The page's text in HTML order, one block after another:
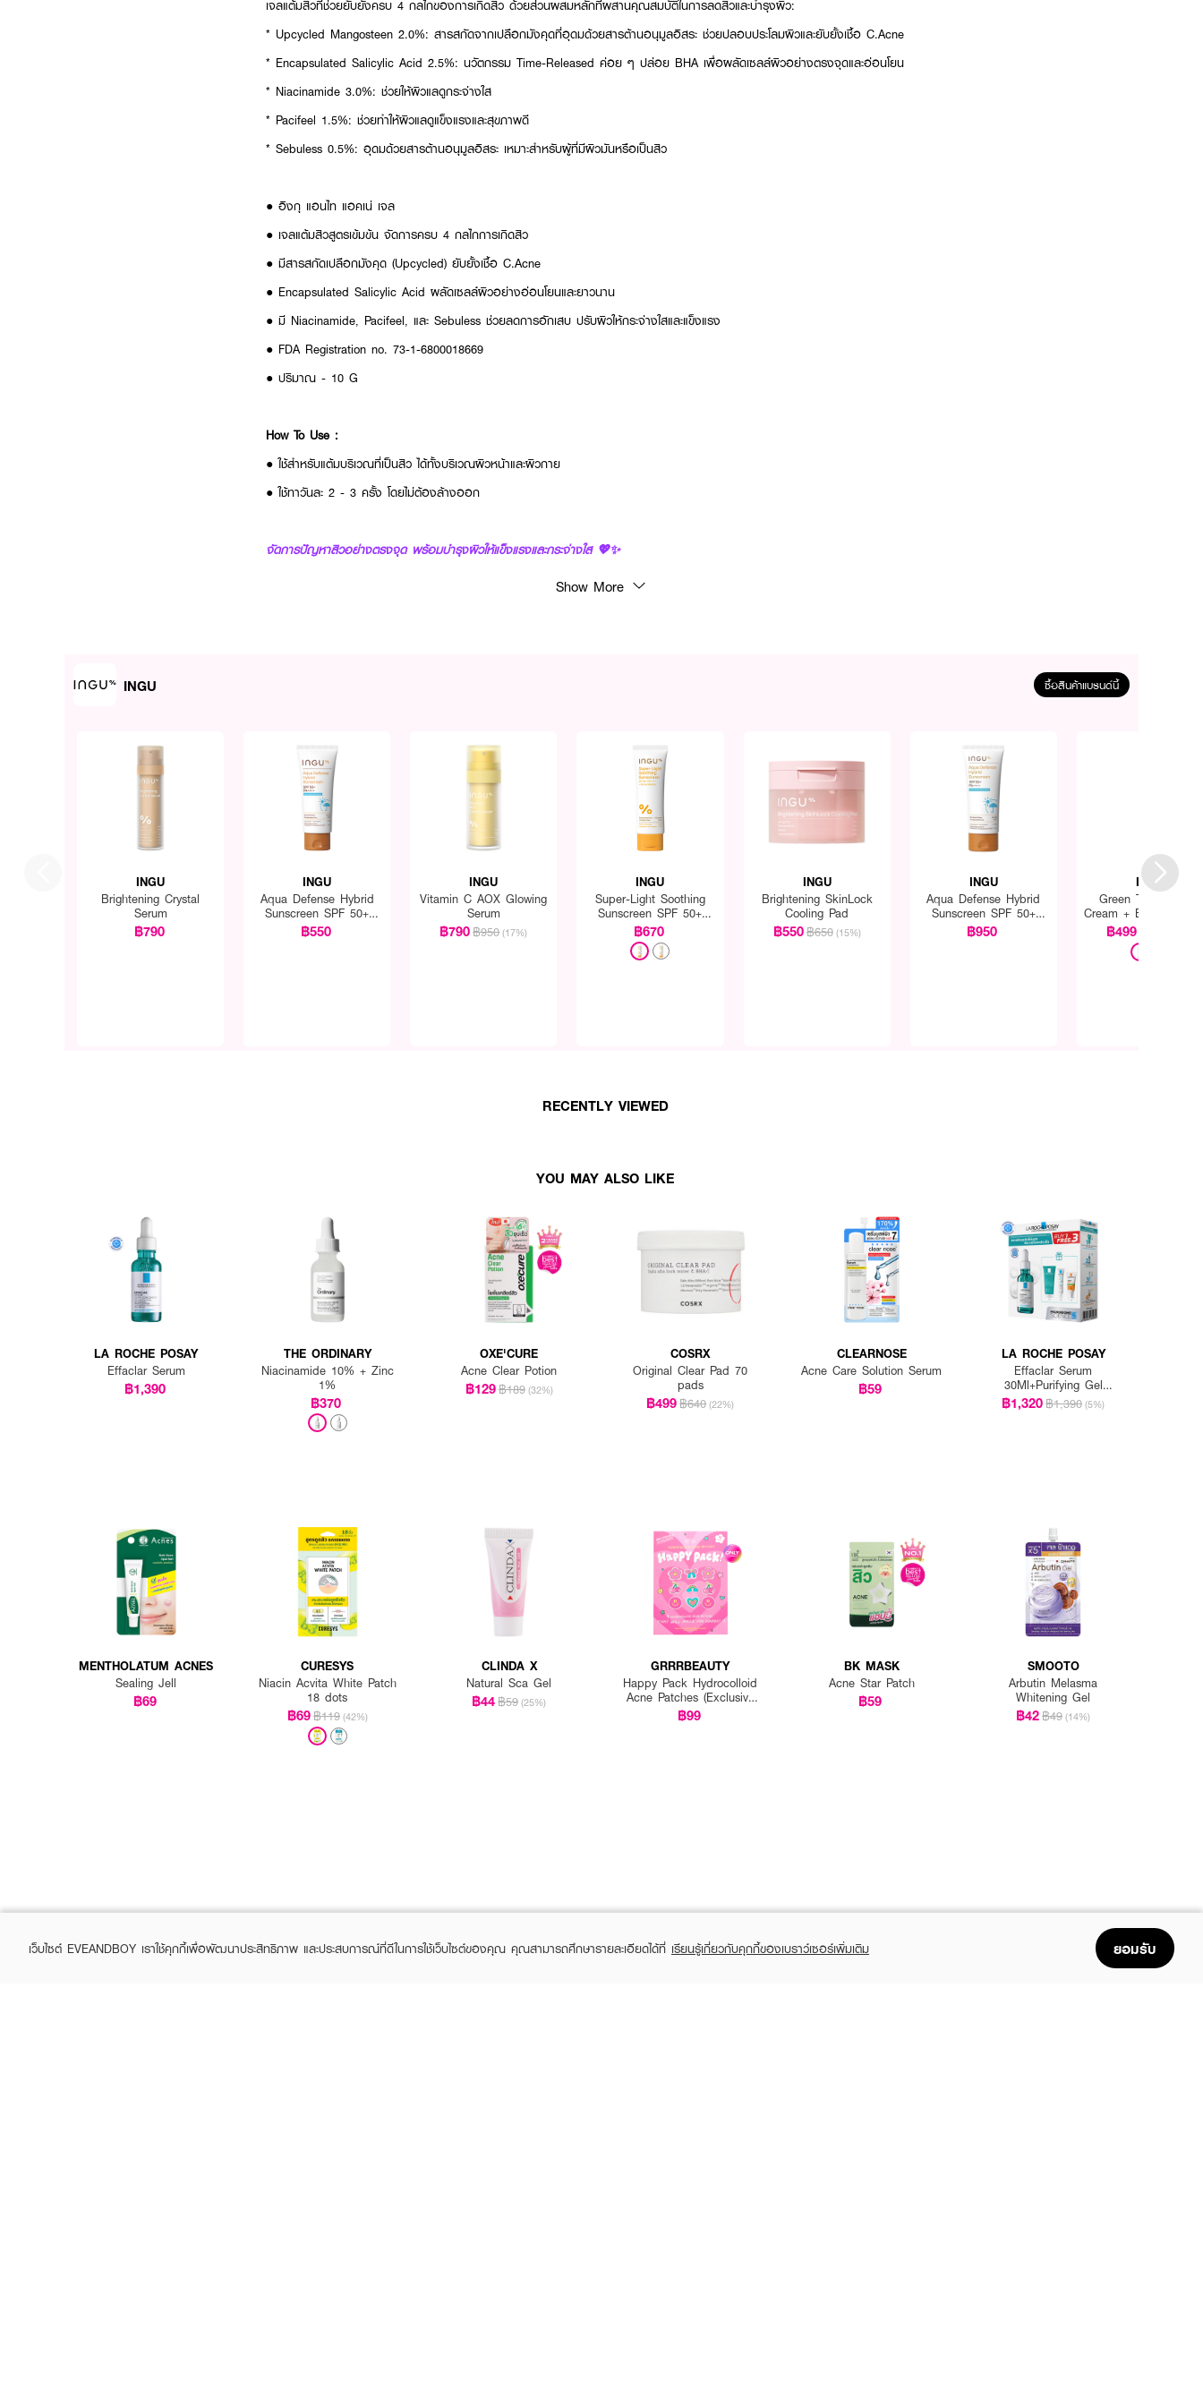
เจลแต้มสิวที่ช่วยยับยั้งครบ 4 กลไกของการเกิดสิว ด้วยส่วนผสมหลักที่ผสานคุณสมบัติในการลดสิวและบำรุงผิว:
* Upcycled Mangosteen 2.0%: สารสกัดจากเปลือกมังคุดที่อุดมด้วยสารต้านอนุมูลอิสระ ช่วยปลอบประโลมผิวและยับยั้งเชื้อ C.Acne
* Encapsulated Salicylic Acid 2.5%: นวัตกรรม Time-Released ค่อย ๆ ปล่อย BHA เพื่อผลัดเซลล์ผิวอย่างตรงจุดและอ่อนโยน
* Niacinamide 3.0%: ช่วยให้ผิวแลดูกระจ่างใส
* Pacifeel 1.5%: ช่วยทำให้ผิวแลดูแข็งแรงและสุขภาพดี
* Sebuless 0.5%: อุดมด้วยสารต้านอนุมูลอิสระ เหมาะสำหรับผู้ที่มีผิวมันหรือเป็นสิว
● อิงกุ แอนไท แอคเน่ เจล
● เจลแต้มสิวสูตรเข้มข้น จัดการครบ 4 กลไกการเกิดสิว
● มีสารสกัดเปลือกมังคุด (Upcycled) ยับยั้งเชื้อ C.Acne
● Encapsulated Salicylic Acid ผลัดเซลล์ผิวอย่างอ่อนโยนและยาวนาน
● มี Niacinamide, Pacifeel, และ Sebuless ช่วยลดการอักเสบ ปรับผิวให้กระจ่างใสและแข็งแรง
● FDA Registration no. 73-1-6800018669
● ปริมาณ - 10 G
How To Use :
● ใช้สำหรับแต้มบริเวณที่เป็นสิว ได้ทั้งบริเวณผิวหน้าและผิวกาย
● ใช้ทาวันละ 2 - 3 ครั้ง โดยไม่ต้องล้างออก
จัดการปัญหาสิวอย่างตรงจุด พร้อมบำรุงผิวให้แข็งแรงและกระจ่างใส 💖✨
Show More
INGU ซื้อสินค้าแบรนด์นี้
INGU
Brightening Crystal
Serum
฿790
INGU
Aqua Defense Hybrid
Sunscreen SPF 50+
PA++++
฿550
INGU
Vitamin C AOX Glowing
Serum
฿790฿950 (17%)
INGU
Super-Light Soothing
Sunscreen SPF 50+
PA++++ + Biome
Balance
฿670
INGU
Brightening SkinLock
Cooling Pad
฿550฿650 (15%)
INGU
Aqua Defense Hybrid
Sunscreen SPF 50+
PA++++
฿950
INGU
Green Tea Calming
Cream + Biome
฿499
RECENTLY VIEWED
YOU MAY ALSO LIKE
LA ROCHE POSAY
Effaclar Serum
฿1,390
THE ORDINARY
Niacinamide 10% + Zinc
1%
฿370
OXE'CURE
Acne Clear Potion
฿129฿189 (32%)
COSRX
Original Clear Pad 70
pads
฿499฿640 (22%)
CLEARNOSE
Acne Care Solution Serum
฿59
LA ROCHE POSAY
Effaclar Serum
30Ml+Purifying Gel
15Ml+Duo+M 3 Ml+Ant Oil
Control Cream 3 Ml
฿1,320฿1,390 (5%)
MENTHOLATUM ACNES
Sealing Jell
฿69
CURESYS
Niacin Acvita White Patch
18 dots
฿69฿119 (42%)
CLINDA X
Natural Sca Gel
฿44฿59 (25%)
GRRRBEAUTY
Happy Pack Hydrocolloid
Acne Patches (Exclusive
EVEANDBOY)
฿99
BK MASK
Acne Star Patch
฿59
SMOOTO
Arbutin Melasma
Whitening Gel
฿42฿49 (14%)
เว็บไซต์ EVEANDBOY เราใช้คุกกี้เพื่อพัฒนาประสิทธิภาพ และประสบการณ์ที่ดีในการใช้เว็บไซต์ของคุณ คุณสามารถศึกษารายละเอียดได้ที่ เรียนรู้เกี่ยวกับคุกกี้ของเบราว์เซอร์เพิ่มเติม ยอมรับ